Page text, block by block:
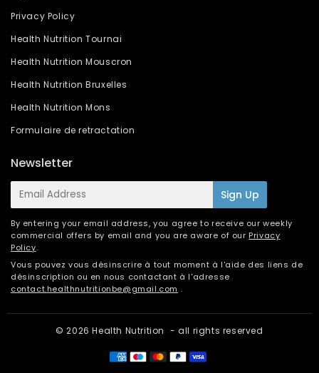
Privacy Policy
Health Nutrition Tournai
Health Nutrition Mouscron
Health Nutrition Bruxelles
Health Nutrition Mons
Formulaire de retractation
Newsletter
E-
mail
Sign Up
By entering your email address, you agree to receive our weekly
commercial offers by email and you are aware of our Privacy
Policy.
Vous pouvez vous désinscrire à tout moment à l'aide des liens de
désinscription ou en nous contactant à l'adresse
contact.healthnutritionbe@gmail.com .
© 2026Health Nutrition - all rights reserved